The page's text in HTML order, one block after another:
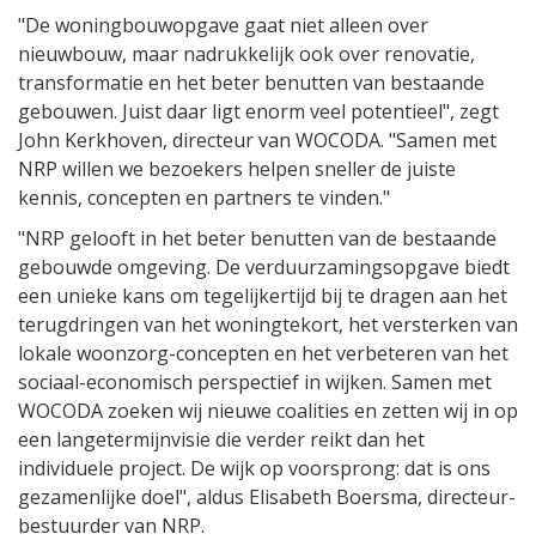
"De woningbouwopgave gaat niet alleen over
nieuwbouw, maar nadrukkelijk ook over renovatie,
transformatie en het beter benutten van bestaande
gebouwen. Juist daar ligt enorm veel potentieel", zegt
John Kerkhoven, directeur van WOCODA. "Samen met
NRP willen we bezoekers helpen sneller de juiste
kennis, concepten en partners te vinden."
"NRP gelooft in het beter benutten van de bestaande
gebouwde omgeving. De verduurzamingsopgave biedt
een unieke kans om tegelijkertijd bij te dragen aan het
terugdringen van het woningtekort, het versterken van
lokale woonzorg-concepten en het verbeteren van het
sociaal-economisch perspectief in wijken. Samen met
WOCODA zoeken wij nieuwe coalities en zetten wij in op
een langetermijnvisie die verder reikt dan het
individuele project. De wijk op voorsprong: dat is ons
gezamenlijke doel", aldus Elisabeth Boersma, directeur-
bestuurder van NRP.